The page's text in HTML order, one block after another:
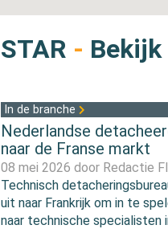
STAR -
In de branche
Nederlandse
naar de Franse markt
08 mei 2026 door Redactie
Technisch
uit naar Frankrijk om in te
naar technische specialisten